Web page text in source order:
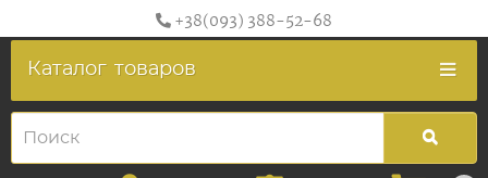
+38(093) 388-52-68
Каталог товаров